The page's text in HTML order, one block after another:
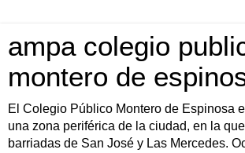
ampa colegio
montero de
El Colegio Público Montero de Espinosa
una zona periférica de la ciudad, en la
barriadas de San José y Las Mercedes.